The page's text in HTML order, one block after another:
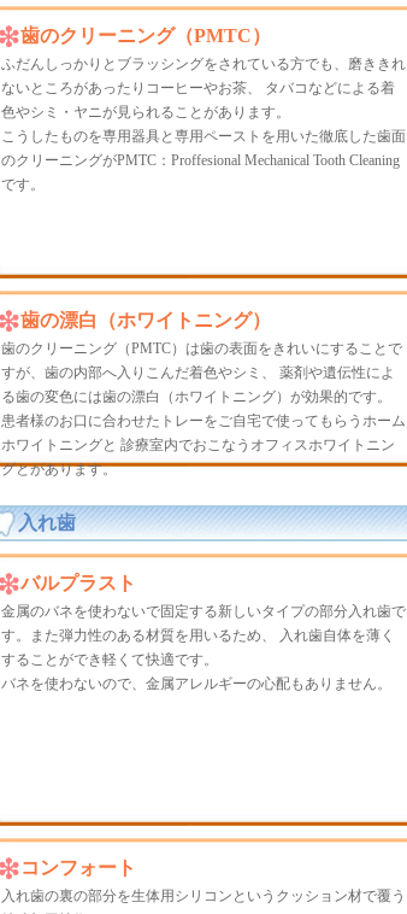
歯のクリーニング（PMTC）
ふだんしっかりとブラッシングをされている方でも、磨ききれ
ないところがあったりコーヒーやお茶、 タバコなどによる着
色やシミ・ヤニが見られることがあります。
こうしたものを専用器具と専用ペーストを用いた徹底した歯面
のクリーニングがPMTC：Proffesional Mechanical Tooth Cleaning
です。
歯の漂白（ホワイトニング）
歯のクリーニング（PMTC）は歯の表面をきれいにすることで
すが、歯の内部へ入りこんだ着色やシミ、 薬剤や遺伝性によ
る歯の変色には歯の漂白（ホワイトニング）が効果的です。
患者様のお口に合わせたトレーをご自宅で使ってもらうホーム
ホワイトニングと 診療室内でおこなうオフィスホワイトニン
グとがあります。
入れ歯
バルプラスト
金属のバネを使わないで固定する新しいタイプの部分入れ歯で
す。また弾力性のある材質を用いるため、 入れ歯自体を薄く
することができ軽くて快適です。
バネを使わないので、金属アレルギーの心配もありません。
コンフォート
入れ歯の裏の部分を生体用シリコンというクッション材で覆う